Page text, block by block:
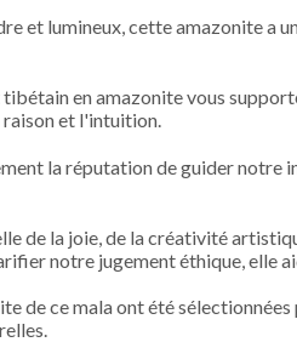
et lumineux, cette amazonite a
en amazonite vous
et l'intuition.
la réputation de guider notre
de la joie, de la créativité
notre jugement éthique, elle
de ce mala ont été